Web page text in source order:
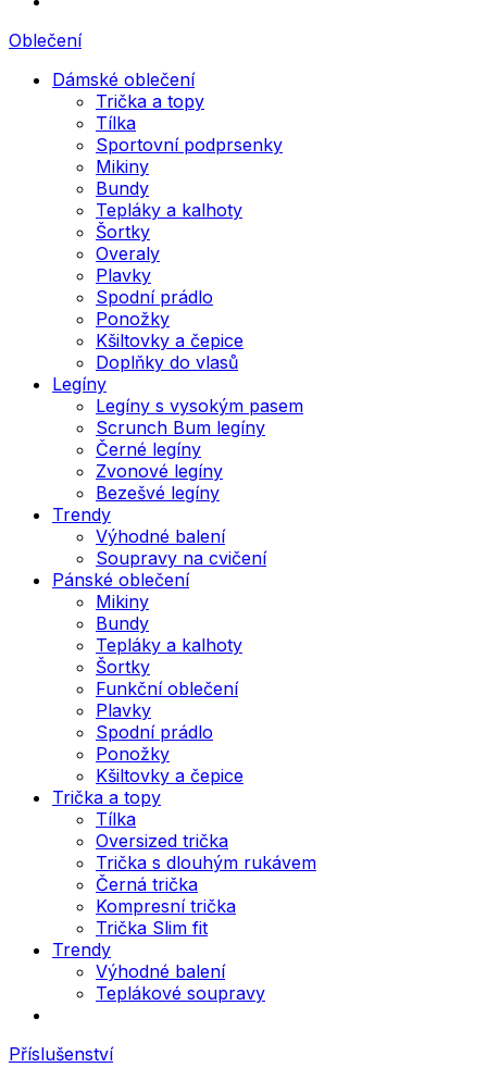
Oblečení
Dámské oblečení
Trička a topy
Tílka
Sportovní podprsenky
Mikiny
Bundy
Tepláky a kalhoty
Šortky
Overaly
Plavky
Spodní prádlo
Ponožky
Kšiltovky a čepice
Doplňky do vlasů
Legíny
Legíny s vysokým pasem
Scrunch Bum legíny
Černé legíny
Zvonové legíny
Bezešvé legíny
Trendy
Výhodné balení
Soupravy na cvičení
Pánské oblečení
Mikiny
Bundy
Tepláky a kalhoty
Šortky
Funkční oblečení
Plavky
Spodní prádlo
Ponožky
Kšiltovky a čepice
Trička a topy
Tílka
Oversized trička
Trička s dlouhým rukávem
Černá trička
Kompresní trička
Trička Slim fit
Trendy
Výhodné balení
Teplákové soupravy
Příslušenství